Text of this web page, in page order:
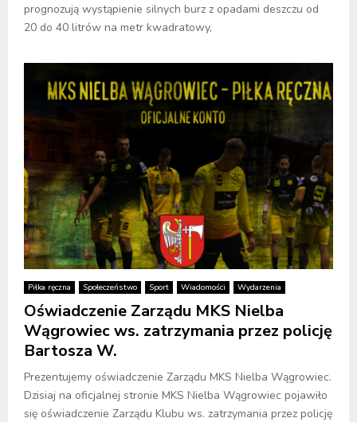
prognozują wystąpienie silnych burz z opadami deszczu od
20 do 40 litrów na metr kwadratowy,
Piłka ręczna Społeczeństwo Sport Wiadomości Wydarzenia
Oświadczenie Zarządu MKS Nielba
Wągrowiec ws. zatrzymania przez policję
Bartosza W.
Prezentujemy oświadczenie Zarządu MKS Nielba Wągrowiec.
Dzisiaj na oficjalnej stronie MKS Nielba Wągrowiec pojawiło
się oświadczenie Zarządu Klubu ws. zatrzymania przez policję